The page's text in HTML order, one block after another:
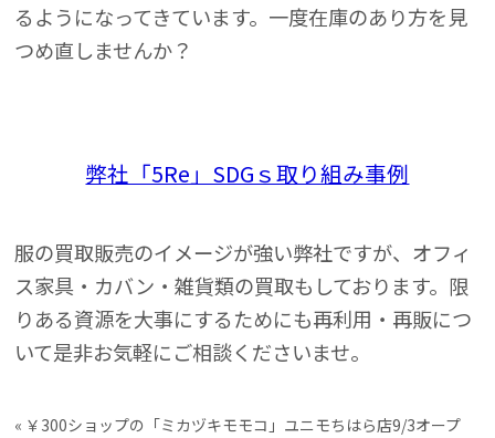
るようになってきています。一度在庫のあり方を見
つめ直しませんか？
弊社「5Re」SDGｓ取り組み事例
服の買取販売のイメージが強い弊社ですが、オフィ
ス家具・カバン・雑貨類の買取もしております。限
りある資源を大事にするためにも再利用・再販につ
いて是非お気軽にご相談くださいませ。
« ￥300ショップの「ミカヅキモモコ」ユニモちはら店9/3オープ